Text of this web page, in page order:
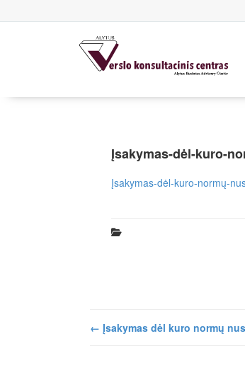
Įsakymas-dėl-kuro-
Įsakymas-dėl-kuro-normų-
← Įsakymas dėl kuro normų